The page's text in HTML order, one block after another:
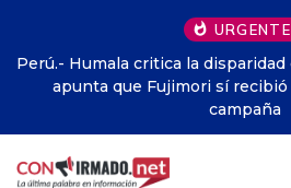
Perú.- Humala critica la
apunta que Fujimori sí
campaña